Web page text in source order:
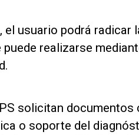
el usuario podrá radicar
realizarse
solicitan
o soporte del